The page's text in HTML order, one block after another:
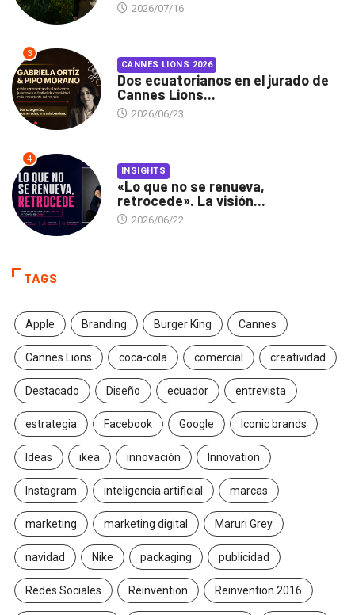
2026/07/16
3
CANNES LIONS 2026
Dos ecuatorianos en el jurado de
Cannes Lions...
2026/06/23
4
INSIGHTS
«Lo que no se renueva,
retrocede». La visión...
2026/06/22
TAGS
Apple Branding Burger King Cannes
Cannes Lions coca-cola comercial creatividad
Destacado Diseño ecuador entrevista
estrategia Facebook Google Iconic brands
Ideas ikea innovación Innovation
Instagram inteligencia artificial marcas
marketing marketing digital Maruri Grey
navidad Nike packaging publicidad
Redes Sociales Reinvention Reinvention 2016